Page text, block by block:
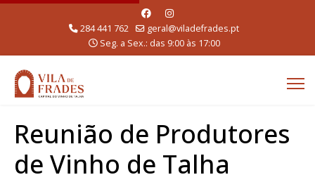
284 441 762
geral@viladefrades.pt
Seg. a Sex.: das 9:00 às 17:00
Reunião de Produtores
de Vinho de Talha